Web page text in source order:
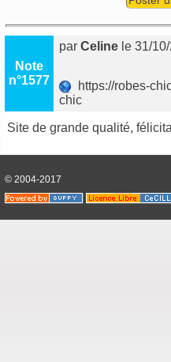
Note
n°1577
parCeline le 31/
https://robes-
chic
Site de grande qualité,
© 2004-2017